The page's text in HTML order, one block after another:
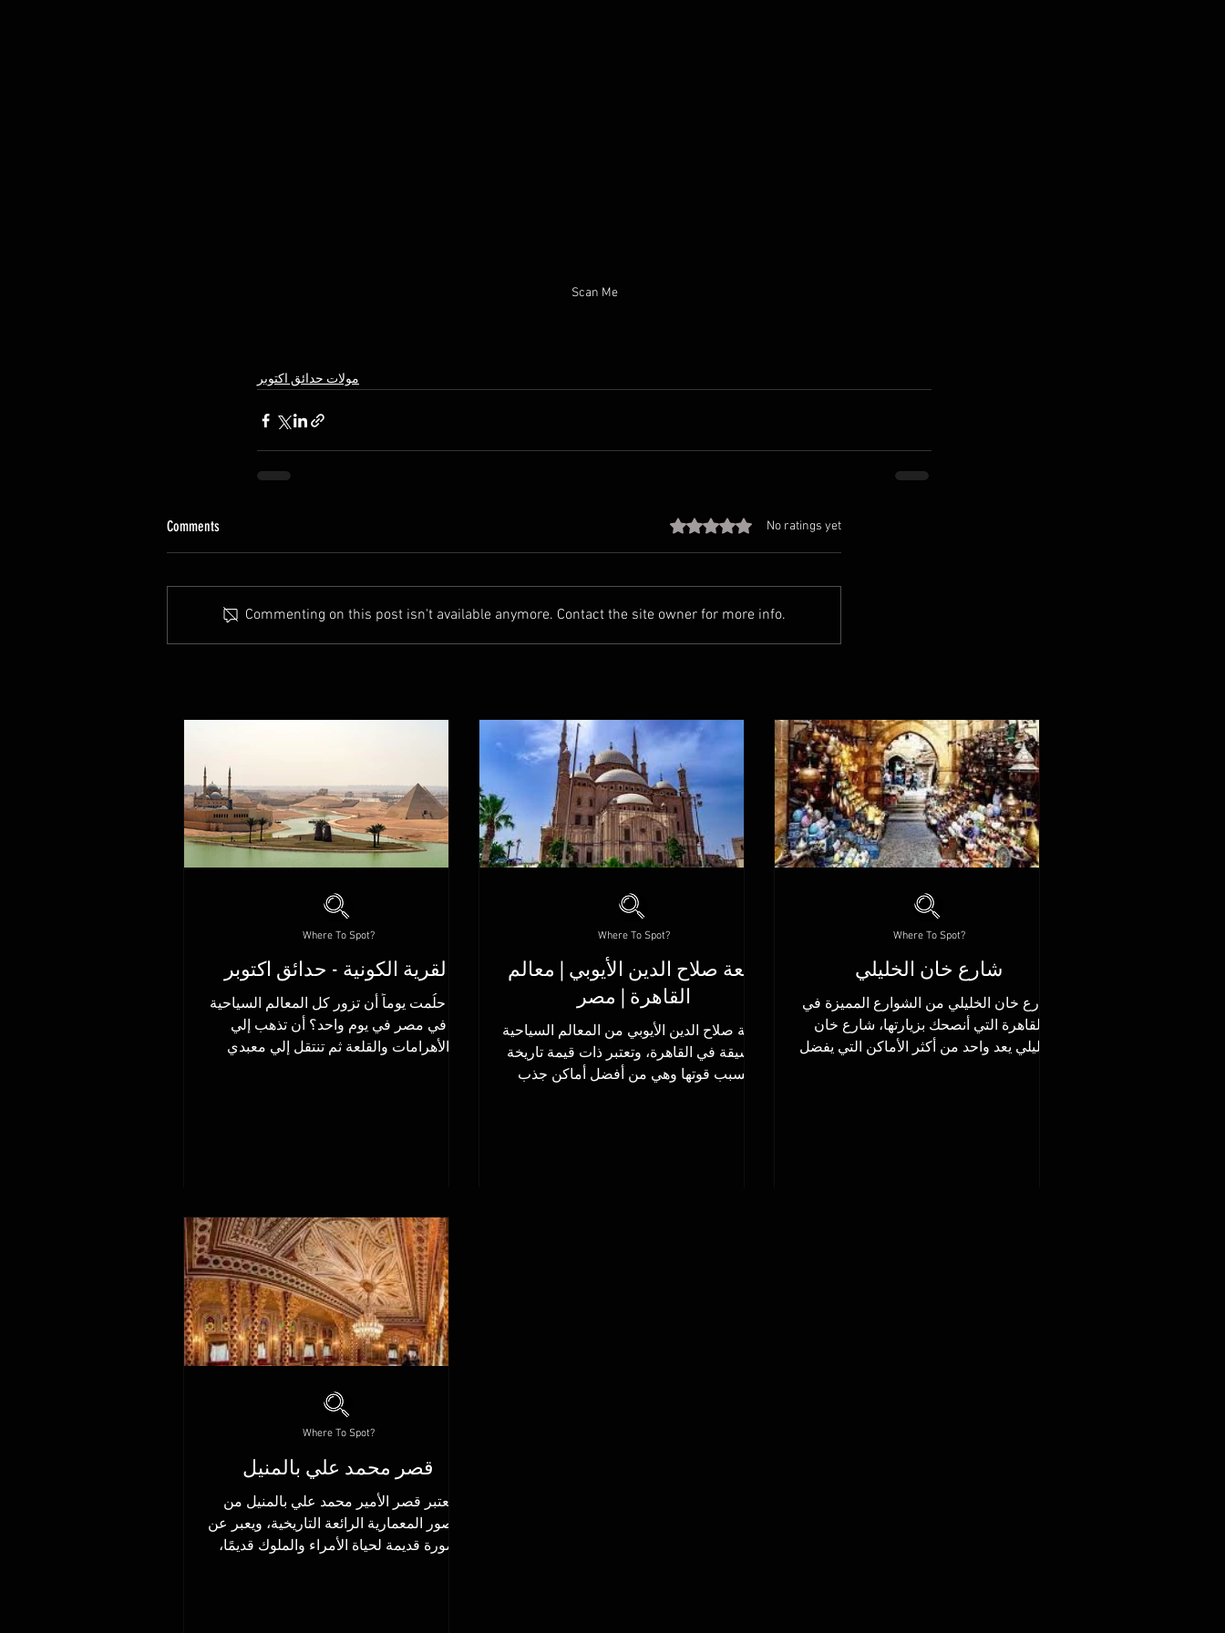
Scan Me
مولات حدائق اكتوبر
Comments Rated 0 out of 5 stars.
No ratings yet
Commenting on this post isn't available anymore. Contact the site owner for more info.
القرية الكونية - حدائق اكتوبر
هل حلُمت يوماً أن تزور كل المعالم السياحية
في مصر في يوم واحد؟ أن تذهب إلي
الأهرامات والقلعة ثم تنتقل إلي معبدي
Where To Spot?
قلعة صلاح الدين الأيوبي | معالم
القاهرة | مصر
قلعة صلاح الدين الأيوبي من المعالم السياحية
الشيقة في القاهرة، وتعتبر ذات قيمة تاريخة
بسبب قوتها وهي من أفضل أماكن جذب
Where To Spot?
شارع خان الخليلي
شارع خان الخليلي من الشوارع المميزة في
القاهرة التي أنصحك بزيارتها، شارع خان
الخليلي يعد واحد من أكثر الأماكن التي يفضل
Where To Spot?
قصر محمد علي بالمنيل
يعتبر قصر الأمير محمد علي بالمنيل من
القصور المعمارية الرائعة التاريخية، ويعبر عن
صورة قديمة لحياة الأمراء والملوك قديمًا،
Where To Spot?